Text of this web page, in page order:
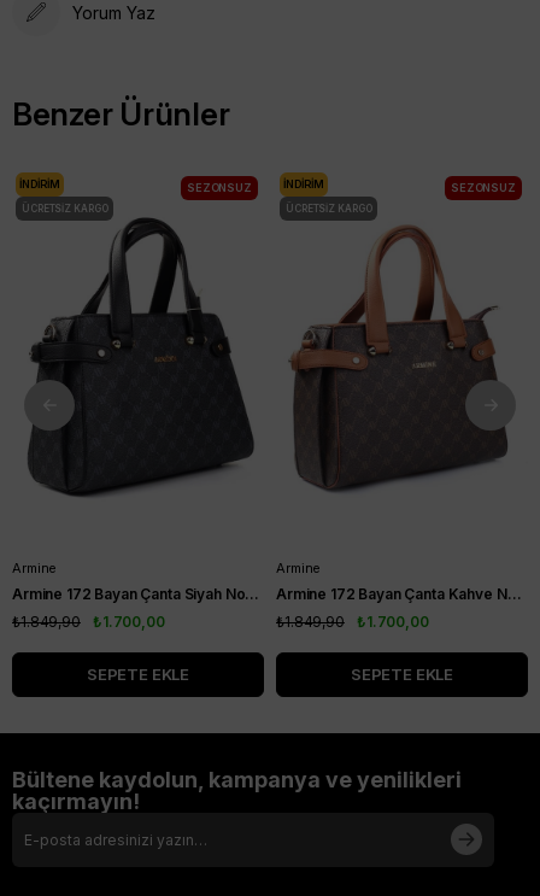
Yorum Yaz
Benzer Ürünler
Armine
Armine 172 Bayan Çanta Siyah Noktalı
₺1.700,00
₺1.849,90
SEPETE EKLE
İNDIRIM
ÜCRETSIZ KARGO
SEZONSUZ
Armine
Armine 172 Bayan Çanta Kahve Noktalı
₺1.700,00
₺1.849,90
SEPETE EKLE
İNDIRIM
ÜCRETSIZ KARGO
SEZONSUZ
Bültene kaydolun, kampanya ve yenilikleri
kaçırmayın!